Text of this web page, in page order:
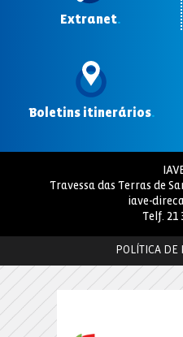
Extranet.
Boletins itinerários.
Travessa das Terras de
iave-
Telf. 21
POLÍTICA DE